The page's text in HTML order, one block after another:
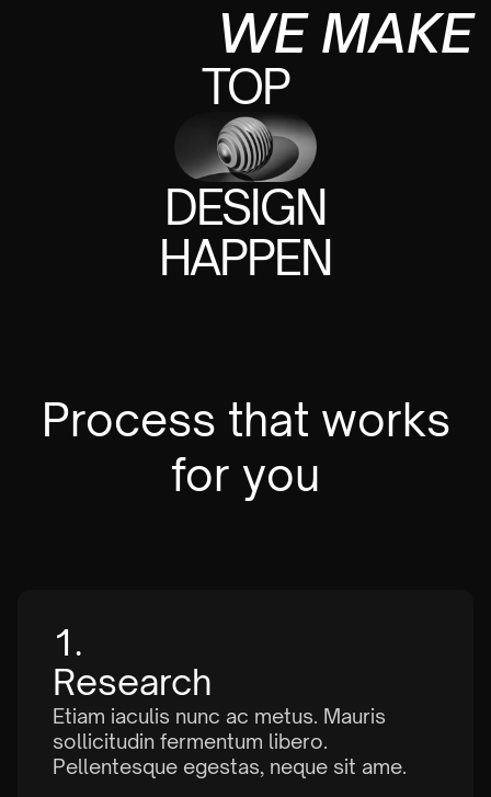
WE MAKE
TOP
DESIGN
HAPPEN
Process that works
for you
1.
Research
Etiam iaculis nunc ac metus. Mauris
sollicitudin fermentum libero.
Pellentesque egestas, neque sit ame.